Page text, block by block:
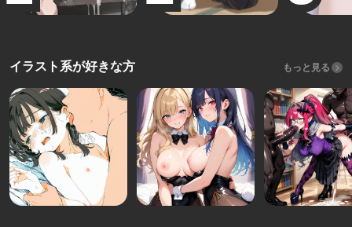
イラスト系が好きな方 もっと見る